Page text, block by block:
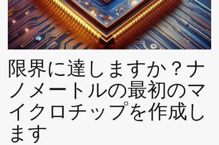
限界に達しますか？ナ
ノメートルの最初のマ
イクロチップを作成し
ます